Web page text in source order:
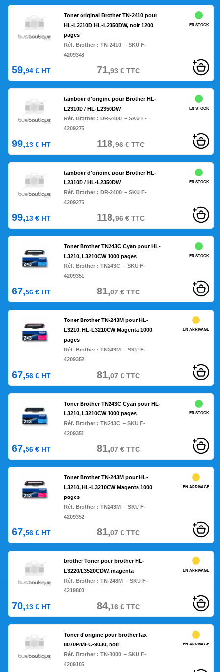
Toner original Brother TN-2410 pour
HL-L2310D HL-L2350DW, noir 1200
pages
Réf. Brother :TN-2410 – SKU F-
4209348
EN STOCK
59,94 € HT 71,93€TTC
tambour d'origine pour Brother HL-
L2310D / HL-L2350DW
Réf. Brother :DR-2400 – SKU F-
4209275
EN STOCK
99,13 € HT 118,96€TTC
tambour d'origine pour Brother HL-
L2310D / HL-L2350DW
Réf. Brother :DR-2400 – SKU F-
4209275
EN STOCK
99,13 € HT 118,96€TTC
Toner Brother TN243C Cyan pour HL-
L3210, L3210CW 1000 pages
Réf. Brother :TN243C – SKU F-
4209351
EN STOCK
67,56 € HT 81,07 €TTC
Toner Brother TN-243M pour HL-
L3210, HL-L3210CW Magenta 1000
pages
Réf. Brother :TN243M – SKU F-
4209352
EN ARRIVAGE
67,56 € HT 81,07 €TTC
Toner Brother TN243C Cyan pour HL-
L3210, L3210CW 1000 pages
Réf. Brother :TN243C – SKU F-
4209351
EN STOCK
67,56 € HT 81,07 €TTC
Toner Brother TN-243M pour HL-
L3210, HL-L3210CW Magenta 1000
pages
Réf. Brother :TN243M – SKU F-
4209352
EN ARRIVAGE
67,56 € HT 81,07 €TTC
brother Toner pour brother HL-
L3220/L3520CDW, magenta
Réf. Brother :TN-248M – SKU F-
4219800
EN ARRIVAGE
70,13 € HT 84,16€TTC
Toner d'origine pour brother fax
8070P/MFC-9030, noir
Réf. Brother :TN-8000 – SKU F-
4209105
EN ARRIVAGE